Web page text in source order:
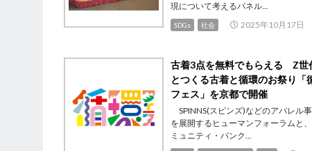
現について考えるパネル...
SDGs 社会 2025年10月17日
古着3点を無料でもらえる Z世
とつくる古着と循環のお祭り「
フェス」を京都で開催
SPINNS(スピンズ)などのアパレル
を展開するヒューマンフォーラムと
ミュニティ・バンク...